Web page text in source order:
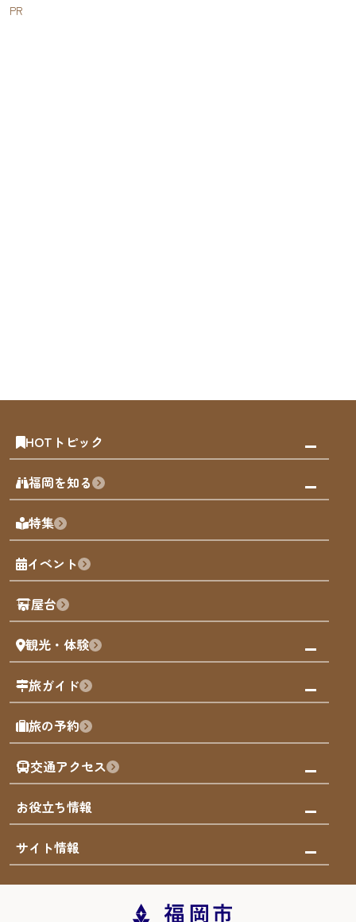
PR
HOTトピック
みんなの旅行記
天神エリア
博多旧市街
福岡城
歴史・文化
福岡を知る
福岡の見どころ
福岡の魅力
観光カレンダー
観光PR動画
まち歩き
福岡グルメ
福岡を楽しむ
福岡のアート
福岡のナイトタイム
福岡の歴史・文化
サステナブルツーリズム
福岡検定
よかなび音声ガイド
特集
イベント
屋台
観光・体験
観る・遊ぶ
屋台
買う
体験
泊まる
旅ガイド
モデルコース
AIおまかせコース
オリジナルプラン
みんなの旅行記
旅の予約
交通アクセス
市内交通ガイド
お得なチケット
お役立ち情報
お知らせ
災害情報
サイト情報
まち歩き・体験プログラム掲載申込